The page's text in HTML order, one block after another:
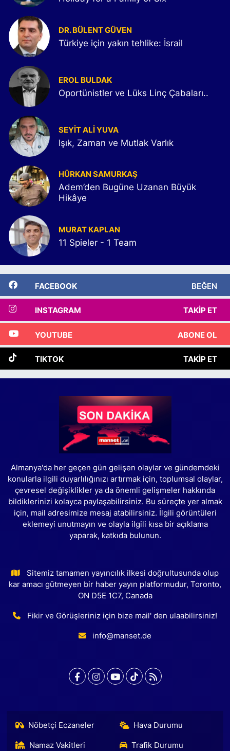
DR. BÜLENT GÜVEN
Türkiye için yakın tehlike: İsrail
EROL BULDAK
Oportünistler ve Lüks Linç Çabaları..
SEYIT ALI YUVA
Işık, Zaman ve Mutlak Varlık
HÜRKAN SAMURKAŞ
Adem’den Bugüne Uzanan Büyük
Hikâye
MURAT KAPLAN
11 Spieler - 1 Team
FACEBOOK BEĞEN
INSTAGRAM TAKIP ET
YOUTUBE ABONE OL
TIKTOK TAKIP ET
Almanya'da her geçen gün gelişen olaylar ve gündemdeki
konularla ilgili duyarlılığınızı artırmak için, toplumsal olaylar,
çevresel değişiklikler ya da önemli gelişmeler hakkında
bildiklerinizi kolayca paylaşabilirsiniz. Bu süreçte yer almak
için, mail adresimize mesaj atabilirsiniz. İlgili görüntüleri
eklemeyi unutmayın ve olayla ilgili kısa bir açıklama
yaparak, katkıda bulunun.
Sitemiz tamamen yayıncılık ilkesi doğrultusunda olup
kar amacı gütmeyen bir haber yayın platformudur, Toronto,
ON D5E 1C7, Canada
Fikir ve Görüşleriniz için bize mail' den ulaabilirsiniz!
info@manset.de
Nöbetçi Eczaneler Hava Durumu
Namaz Vakitleri Trafik Durumu